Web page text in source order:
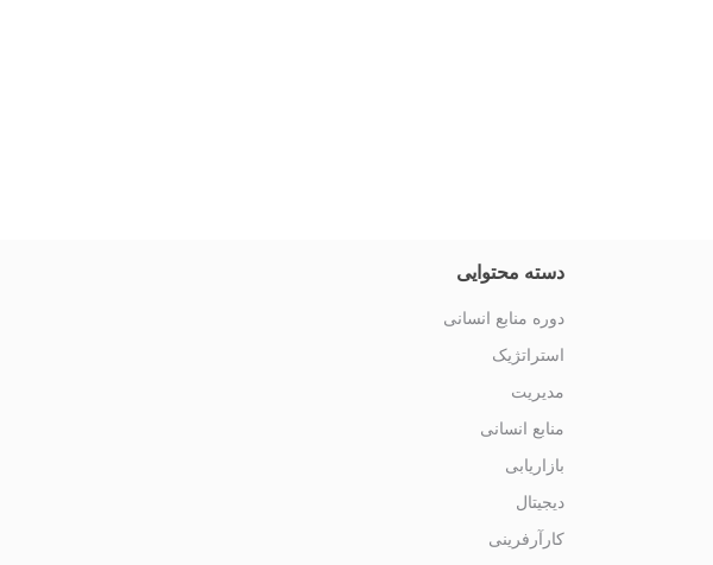
دسته محتوایی
دوره منابع انسانی
استراتژیک
مدیریت
منابع انسانی
بازاریابی
دیجیتال
کارآرفرینی